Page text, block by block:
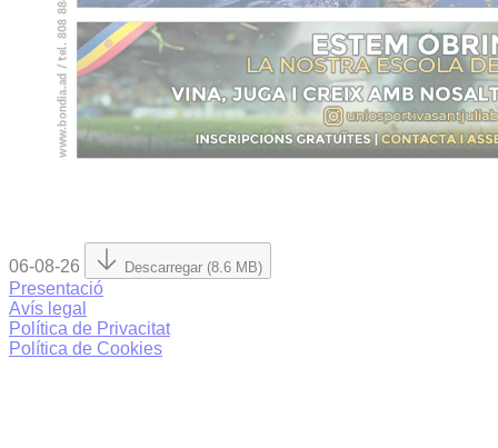
06-08-26 Descarregar (8.6 MB)
Presentació
Avís legal
Política de Privacitat
Política de Cookies